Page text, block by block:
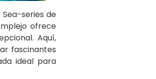
series de
ofrece
Aquí,
fascinantes
ideal para